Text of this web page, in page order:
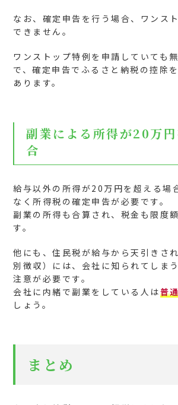
なお、確定申告を行う場合、ワンス
できません。
ワンストップ特例を申請していても
で、確定申告でふるさと納税の控除
あります。
副業による所得が20万
合
給与以外の所得が20万円を超える場
なく所得税の確定申告が必要です。
副業の所得も合算され、税金も限度
す。
他にも、住民税が給与から天引きさ
別徴収）には、会社に知られてしま
注意が必要です。
会社に内緒で副業をしている人は普
しょう。
まとめ